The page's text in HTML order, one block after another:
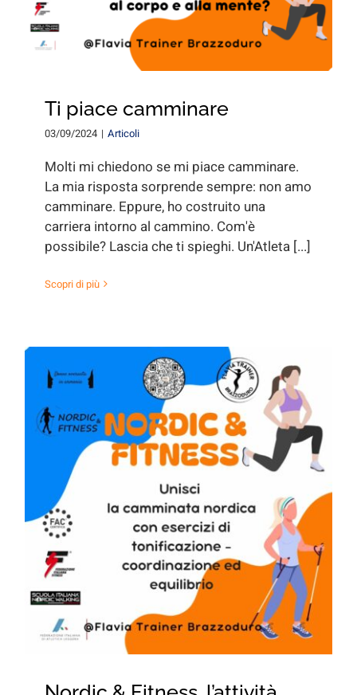
Ti piace camminare
03/09/2024 | Articoli
Molti mi chiedono se mi piace camminare.
La mia risposta sorprende sempre: non amo
camminare. Eppure, ho costruito una
carriera intorno al cammino. Com'è
possibile? Lascia che ti spieghi. Un'Atleta [...]
Scopri di più